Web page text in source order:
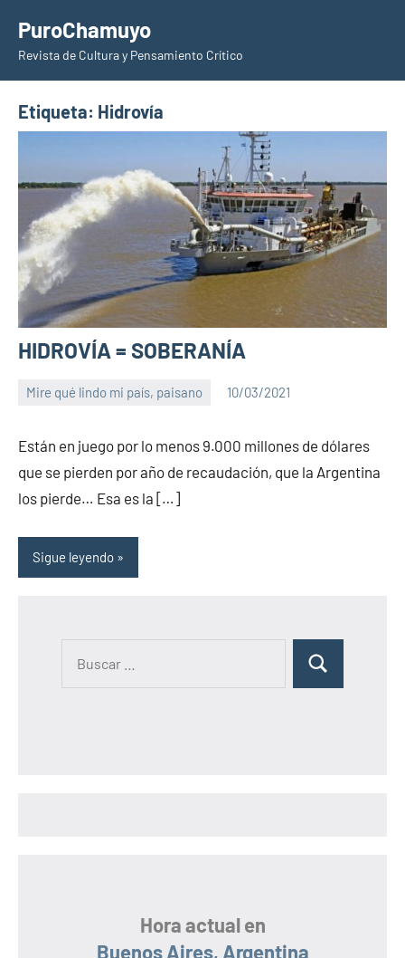
contenido
PuroChamuyo
Revista de Cultura y Pensamiento Crítico
Etiqueta: Hidrovía
HIDROVÍA = SOBERANÍA
Mire qué lindo mi país, paisano 10/03/2021
PuroChamuyo
Están en juego por lo menos 9.000 millones de dólares
que se pierden por año de recaudación, que la Argentina
los pierde… Esa es la […]
Sigue leyendo
B
Hora actual en
Buenos Aires, Argentina